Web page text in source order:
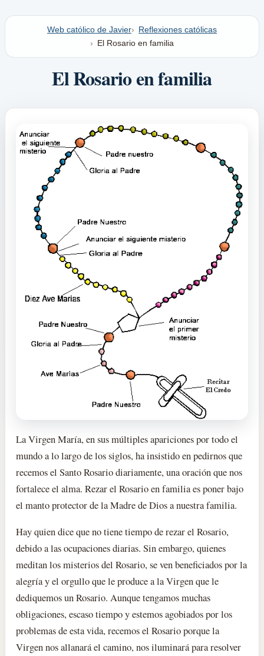
Web católico de Javier
Reflexiones católicas
El Rosario en familia
El Rosario en familia
La Virgen María, en sus múltiples apariciones por todo el
mundo a lo largo de los siglos, ha insistido en pedirnos que
recemos el Santo Rosario diariamente, una oración que nos
fortalece el alma. Rezar el Rosario en familia es poner bajo
el manto protector de la Madre de Dios a nuestra familia.
Hay quien dice que no tiene tiempo de rezar el Rosario,
debido a las ocupaciones diarias. Sin embargo, quienes
meditan los misterios del Rosario, se ven beneficiados por la
alegría y el orgullo que le produce a la Virgen que le
dediquemos un Rosario. Aunque tengamos muchas
obligaciones, escaso tiempo y estemos agobiados por los
problemas de esta vida, recemos el Rosario porque la
Virgen nos allanará el camino, nos iluminará para resolver